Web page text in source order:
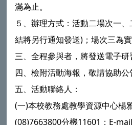
滿為止。
５、辦理方式：活動二場次一
結將另行通知發送)；場次三為實
三、全程參與者，將發送電子研
四、檢附活動海報，敬請協助公
五、活動聯絡人：
(一)本校教務處教學資源中心楊
(08)7663800分機11601；E-mail